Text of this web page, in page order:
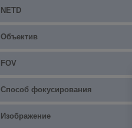
NETD
Объектив
FOV
Способ фокусирования
Изображение